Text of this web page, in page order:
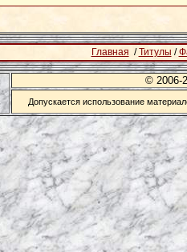
Главная /Титулы /
© 2006-
Допускается использование